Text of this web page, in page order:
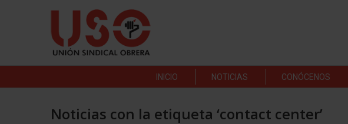
INICIO NOTICIAS CONÓCENOS
Noticias con la etiqueta ‘contact center’